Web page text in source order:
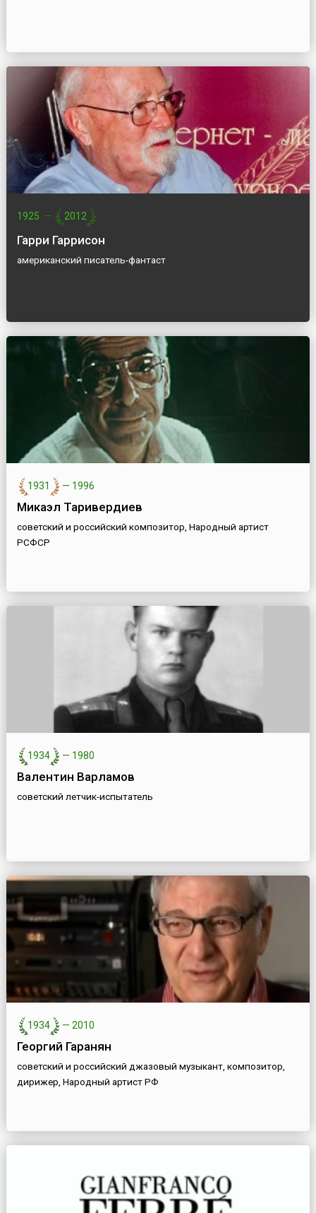
1925 — 2012
Гарри Гаррисон
американский писатель-фантаст
1931 — 1996
Микаэл Таривердиев
советский и российский композитор, Народный артист
РСФСР
1934 — 1980
Валентин Варламов
советский летчик-испытатель
1934 — 2010
Георгий Гаранян
советский и российский джазовый музыкант, композитор,
дирижер, Народный артист РФ